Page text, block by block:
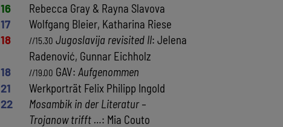
16
Rebecca Gray & Rayna Slavova
17
Wolfgang Bleier, Katharina Riese
18
//15.30 Jugoslavija revisited II: Jelena
Radenović, Gunnar Eichholz
18
//19.00 GAV: Aufgenommen
21
Werkporträt Felix Philipp Ingold
22
Mosambik in der Literatur –
Trojanow trifft …: Mia Couto